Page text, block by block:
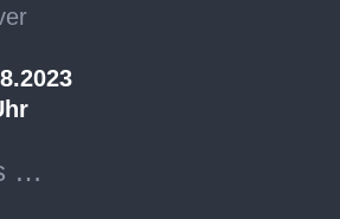
…